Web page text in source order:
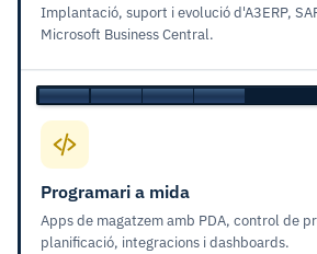
Implantació, suport i evolució d'A3ERP,
Microsoft Business Central.
Programari a mida
Apps de magatzem amb PDA, control de
planificació, integracions i dashboards.